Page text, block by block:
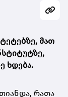
მათ
ხდება.
რათა